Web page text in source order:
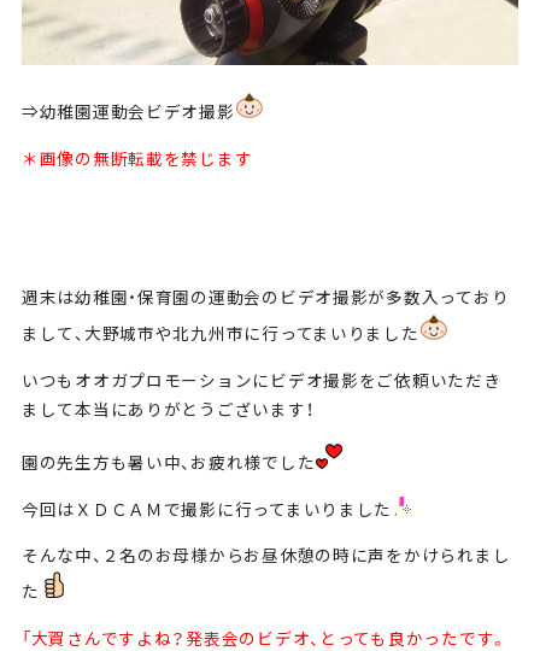
⇒幼稚園運動会ビデオ撮影
＊画像の無断転載を禁じます
週末は幼稚園・保育園の運動会のビデオ撮影が多数入っており
まして、大野城市や北九州市に行ってまいりました
いつもオオガプロモーションにビデオ撮影をご依頼いただき
まして本当にありがとうございます！
園の先生方も暑い中、お疲れ様でした
今回はＸＤＣＡＭで撮影に行ってまいりました
そんな中、２名のお母様からお昼休憩の時に声をかけられまし
た
「大賀さんですよね？発表会のビデオ、とっても良かったです。